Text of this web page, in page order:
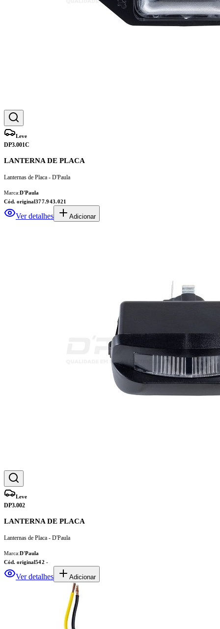
Leve
DP3.001C
LANTERNA DE PLACA
Lanternas de Placa - D'Paula
Marca:D'Paula
Cód. original377.943.021
Ver detalhes Adicionar
Leve
DP3.002
LANTERNA DE PLACA
Lanternas de Placa - D'Paula
Marca:D'Paula
Cód. original542 -
Ver detalhes Adicionar